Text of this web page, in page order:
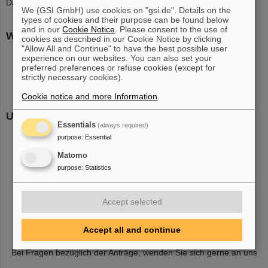
Dazu benötigen Sie lediglich einen Web-Login.
Weitere Erlaubnisscheine
Für alle Heißarbeiten ist ein F18zu stellen.
Abschaltung von Brandmeldern.
Arbeitserlaubnis für elektrische Betriebsstätten
Unterweisungsmaterial
Flyer Allgemeine Sicherheitsunterweisung
ergänzend zur Gefährdungsbeurteilung
Flyer General Safety Information
Sammelstellen im Alarmfall an der GSI
Brandschutzordnung Teil B-
Meldediagramm für Notfälle
Bei Fragen bezüglich der Anträge, wenden Sie sich gerne an uns
We (GSI GmbH) use cookies on "gsi.de". Details on the
types of cookies and their purpose can be found below
and in ourCookie Notice . Please consent to the use of
cookies as described in our Cookie Notice by clicking
"Allow All and Continue" to have the best possible user
experience on our websites. You can also set your
preferred preferences or refuse cookies (except for
strictly necessary cookies).
Cookie notice and more Information
Essentials (always required)
purpose: Essential
Matomo
purpose: Statistics
Accept selected
Accept all and continue